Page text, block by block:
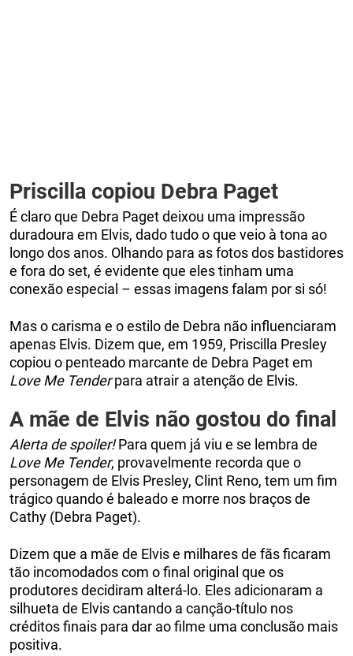
Priscilla copiou Debra Paget
É claro que Debra Paget deixou uma impressão
duradoura em Elvis, dado tudo o que veio à tona ao
longo dos anos. Olhando para as fotos dos bastidores
e fora do set, é evidente que eles tinham uma
conexão especial – essas imagens falam por si só!
Mas o carisma e o estilo de Debra não influenciaram
apenas Elvis. Dizem que, em 1959, Priscilla Presley
copiou o penteado marcante de Debra Paget em
Love Me Tenderpara atrair a atenção de Elvis.
A mãe de Elvis não gostou do final
Alerta de spoiler!Para quem já viu e se lembra de
Love Me Tender, provavelmente recorda que o
personagem de Elvis Presley, Clint Reno, tem um fim
trágico quando é baleado e morre nos braços de
Cathy (Debra Paget).
Dizem que a mãe de Elvis e milhares de fãs ficaram
tão incomodados com o final original que os
produtores decidiram alterá-lo. Eles adicionaram a
silhueta de Elvis cantando a canção-título nos
créditos finais para dar ao filme uma conclusão mais
positiva.